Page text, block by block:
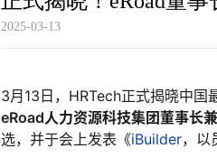
2025-03-13
3月13日，HRTech正式揭晓中国
eRoad人力资源科技集团董事长
选，并于会上发表《iBuilder，以